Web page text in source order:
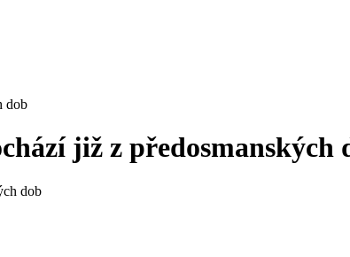
dob
již z předosmanských